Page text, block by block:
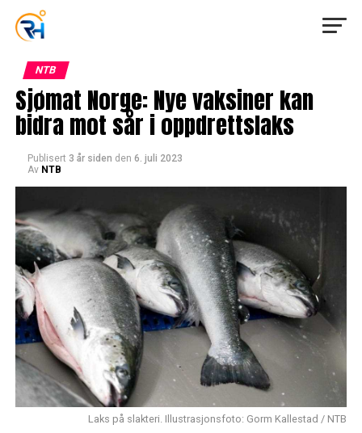
NTB
Sjømat Norge: Nye vaksiner kan
bidra mot sår i oppdrettslaks
Publisert 3 år siden den 6. juli 2023
Av NTB
Laks på slakteri. Illustrasjonsfoto: Gorm Kallestad / NTB